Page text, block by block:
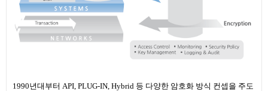
1990년대부터 API, PLUG-IN, Hybrid 등 다양한 암호화 방식 컨셉을 주도